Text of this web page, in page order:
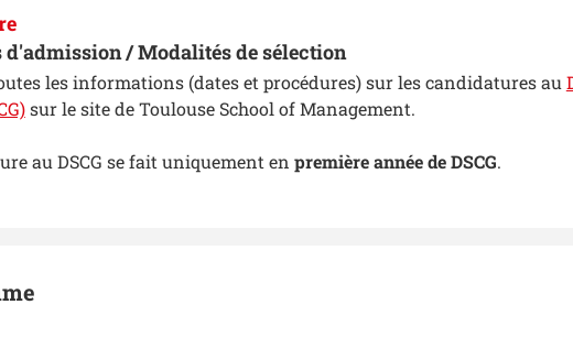
d'admission / Modalités de sélection
les informations (dates et procédures) sur les candidatures au
sur le site de Toulouse School of Management.
au DSCG se fait uniquement en première année de DSCG.